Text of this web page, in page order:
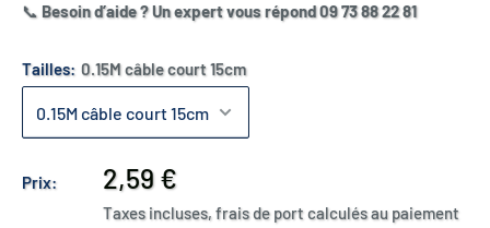
📞 Besoin d’aide ? Un expert vous répond 09 73 88 22 81
Tailles: 0.15M câble court 15cm
Prix:
Prix
réduit
2,59 €
Taxes incluses, frais de port calculés au paiement